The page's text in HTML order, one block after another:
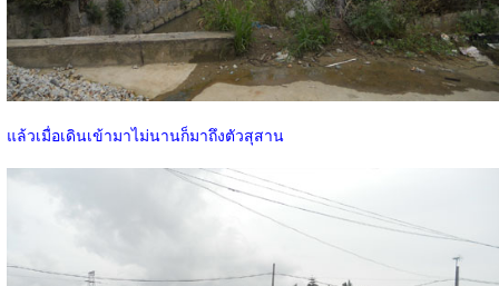
แล้วเมื่อเดินเข้ามาไม่นานก็มาถึงตัวสุสาน